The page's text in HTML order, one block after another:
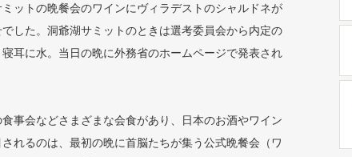
ットの晩餐会のワインにヴィラデストのシャルドネが
した。洞爺湖サミットのときは選考委員会から内定の
耳に水。当日の晩に外務省のホームページで発表され
事会などさまざまな会食があり、日本のお酒やワイン
れるのは、最初の晩に首脳たちが集う公式晩餐会（ワ